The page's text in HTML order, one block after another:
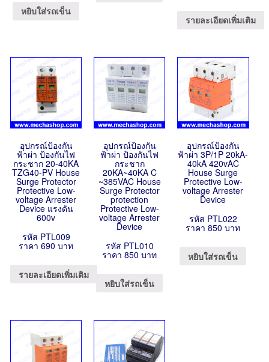
หยิบใส่รถเข็น
รายละเอียดเพิ่มเติม
อุปกรณ์ป้องกัน
ฟ้าผ่า ป้องกันไฟ
กระชาก 20-40KA
TZG40-PV House
Surge Protector
Protective Low-
voltage Arrester
Device แรงดัน
600v
รหัส PTL009
ราคา 690 บาท
รายละเอียดเพิ่มเติม
อุปกรณ์ป้องกัน
ฟ้าผ่า ป้องกันไฟ
กระชาก
20KA~40KA C
~385VAC House
Surge Protector
protection
Protective Low-
voltage Arrester
Device
รหัส PTL010
ราคา 850 บาท
หยิบใส่รถเข็น
อุปกรณ์ป้องกัน
ฟ้าผ่า 3P/1P 20kA-
40kA 420vAC
House Surge
Protective Low-
voltage Arrester
Device
รหัส PTL022
ราคา 850 บาท
หยิบใส่รถเข็น